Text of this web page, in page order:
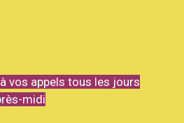
vos appels tous les jours
midi